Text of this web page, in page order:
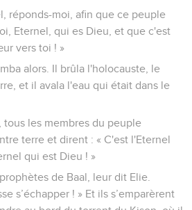
Elisée prit une paire de bœufs,
le bois de leur attelage, il fit
à manger au peuple. Puis il se
service.
en vidéo pour le moment.
Samarie